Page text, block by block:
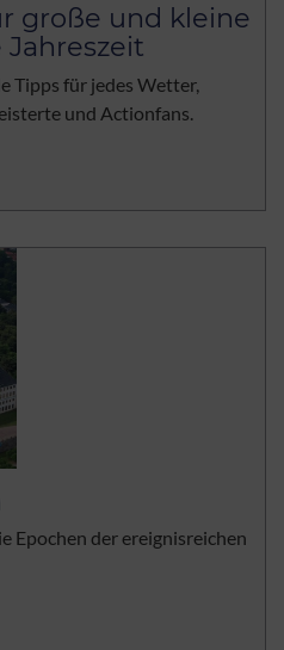
große und kleine
Tipps für jedes Wetter,
und Actionfans.
Epochen der ereignisreichen